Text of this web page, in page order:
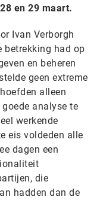
en 29 maart.
Ivan Verborgh
betrekking had op
en beheren
geen extreme
alleen
analyse te
werkende
eis voldeden alle
dagen een
die
hadden dan de